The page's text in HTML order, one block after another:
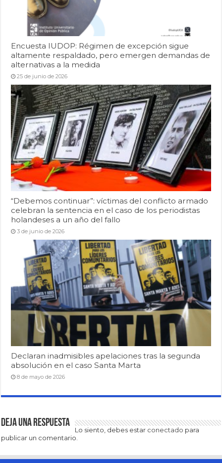
Encuesta IUDOP: Régimen de excepción sigue
altamente respaldado, pero emergen demandas de
alternativas a la medida
25 de junio de 2026
“Debemos continuar”: víctimas del conflicto armado
celebran la sentencia en el caso de los periodistas
holandeses a un año del fallo
3 de junio de 2026
Declaran inadmisibles apelaciones tras la segunda
absolución en el caso Santa Marta
8 de mayo de 2026
Deja una respuesta
Lo siento, debes estar conectado para
publicar un comentario.